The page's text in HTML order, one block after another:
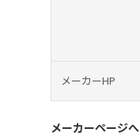
メーカーHP
メーカーページへ